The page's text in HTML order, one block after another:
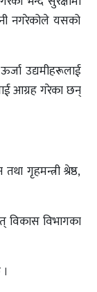
नगरेकोले यसको
उद्यमीहरूलाई
आग्रह गरेका छन्
गृहमन्त्री श्रेष्ठ,
विकास विभागका